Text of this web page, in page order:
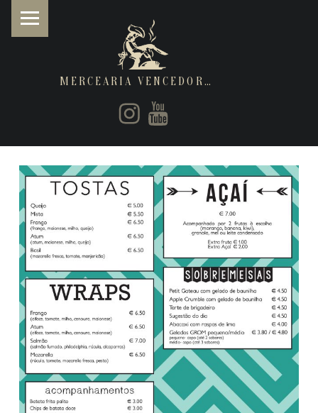
MERCEARIA VENCEDORA
Instagram
Youtube